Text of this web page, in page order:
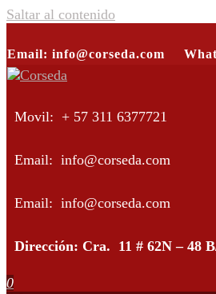
Saltar al contenido
Email: info@corseda.com
Movil: + 57 311 6377721
Email: info@corseda.com
Email: info@corseda.com
Dirección: Cra. 11 # 62N – 48
0